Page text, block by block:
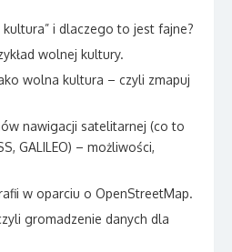
i dlaczego to jest fajne?
wolnej kultury.
wolna kultura – czyli zmapuj
nawigacji satelitarnej (co to
GALILEO) – możliwości,
w oparciu o OpenStreetMap.
gromadzenie danych dla